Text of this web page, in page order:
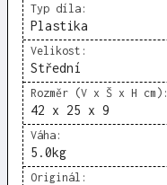
Typ díla:
Plastika
Velikost:
Střední
Rozměr (V x Š x H cm):
42 x 25 x 9
Váha:
5.0kg
Originál: